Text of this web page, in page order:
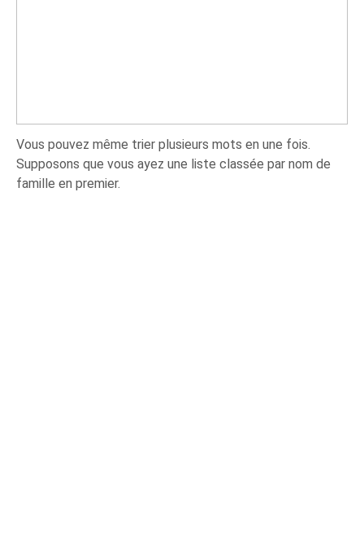
Vous pouvez même trier plusieurs mots en une fois.
Supposons que vous ayez une liste classée par nom de
famille en premier.